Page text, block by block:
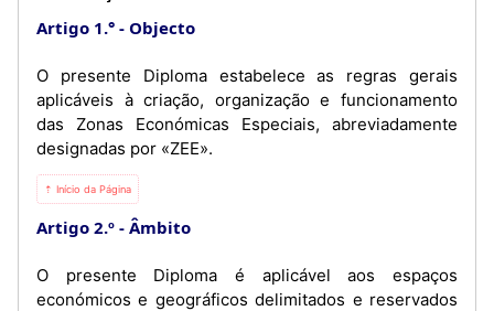
Artigo 1.°
Objecto
O presente Diploma estabelece as regras gerais
aplicáveis à criação, organização e funcionamento
das Zonas Económicas Especiais, abreviadamente
designadas por «ZEE».
⇡ Início da Página
Artigo 2.º Âmbito
O presente Diploma é aplicável aos espaços
económicos e geográficos delimitados e reservados